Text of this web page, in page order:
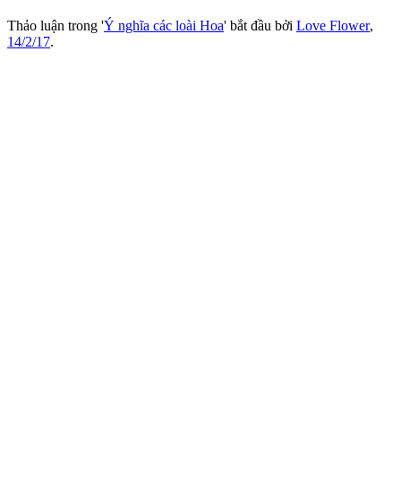
Thảo luận trong 'Ý nghĩa các loài Hoa' bắt đầu bởi Love Flower,
14/2/17.